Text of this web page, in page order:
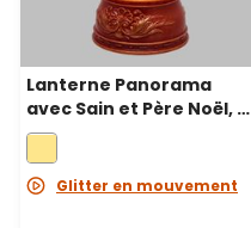
Lanterne Panorama
avec Sain et Père Noël, h.
22 cm, glitter led blanc
chaud
Glitter en mouvement